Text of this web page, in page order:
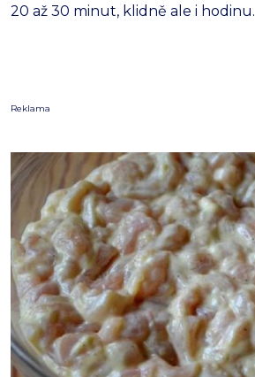
20 až 30 minut, klidně ale i hodinu.
Reklama